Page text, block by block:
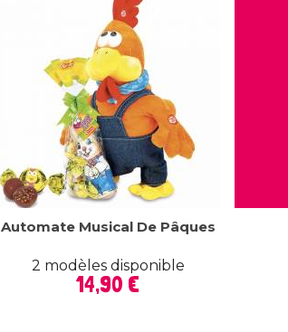
Automate Musical De Pâques
2 modèles disponible
Prix
14,90 €